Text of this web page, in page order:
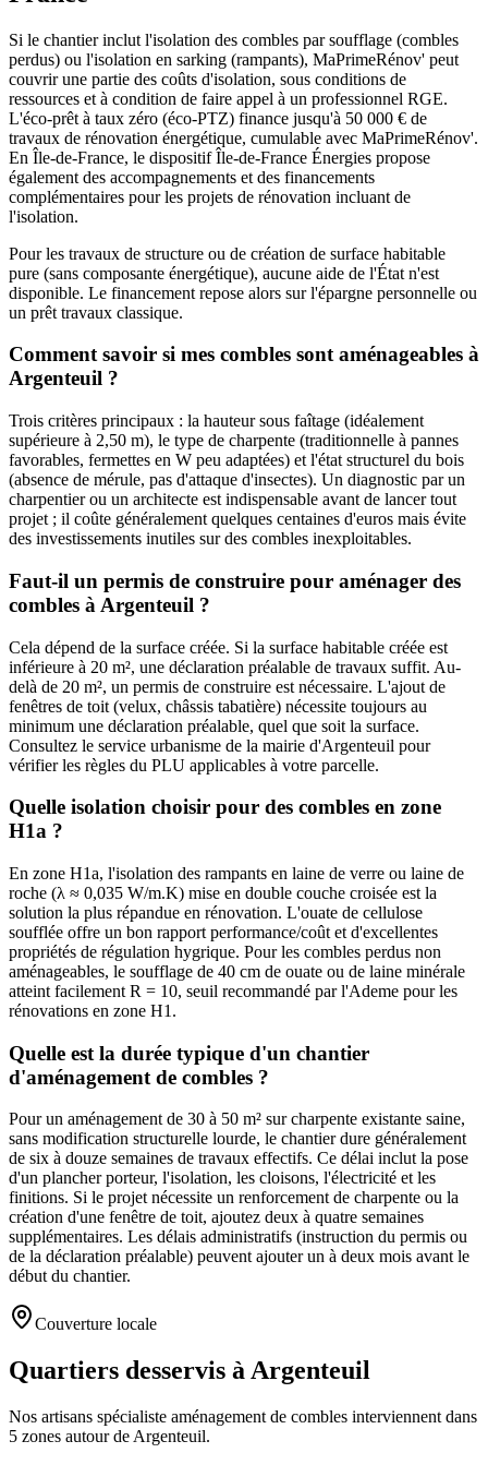
Si le chantier inclut l'isolation des combles par soufflage (combles
perdus) ou l'isolation en sarking (rampants), MaPrimeRénov' peut
couvrir une partie des coûts d'isolation, sous conditions de
ressources et à condition de faire appel à un professionnel RGE.
L'éco-prêt à taux zéro (éco-PTZ) finance jusqu'à 50 000 € de
travaux de rénovation énergétique, cumulable avec MaPrimeRénov'.
En Île-de-France, le dispositif Île-de-France Énergies propose
également des accompagnements et des financements
complémentaires pour les projets de rénovation incluant de
l'isolation.
Pour les travaux de structure ou de création de surface habitable
pure (sans composante énergétique), aucune aide de l'État n'est
disponible. Le financement repose alors sur l'épargne personnelle ou
un prêt travaux classique.
Comment savoir si mes combles sont aménageables à
Argenteuil ?
Trois critères principaux : la hauteur sous faîtage (idéalement
supérieure à 2,50 m), le type de charpente (traditionnelle à pannes
favorables, fermettes en W peu adaptées) et l'état structurel du bois
(absence de mérule, pas d'attaque d'insectes). Un diagnostic par un
charpentier ou un architecte est indispensable avant de lancer tout
projet ; il coûte généralement quelques centaines d'euros mais évite
des investissements inutiles sur des combles inexploitables.
Faut-il un permis de construire pour aménager des
combles à Argenteuil ?
Cela dépend de la surface créée. Si la surface habitable créée est
inférieure à 20 m², une déclaration préalable de travaux suffit. Au-
delà de 20 m², un permis de construire est nécessaire. L'ajout de
fenêtres de toit (velux, châssis tabatière) nécessite toujours au
minimum une déclaration préalable, quel que soit la surface.
Consultez le service urbanisme de la mairie d'Argenteuil pour
vérifier les règles du PLU applicables à votre parcelle.
Quelle isolation choisir pour des combles en zone
H1a ?
En zone H1a, l'isolation des rampants en laine de verre ou laine de
roche (λ ≈ 0,035 W/m.K) mise en double couche croisée est la
solution la plus répandue en rénovation. L'ouate de cellulose
soufflée offre un bon rapport performance/coût et d'excellentes
propriétés de régulation hygrique. Pour les combles perdus non
aménageables, le soufflage de 40 cm de ouate ou de laine minérale
atteint facilement R = 10, seuil recommandé par l'Ademe pour les
rénovations en zone H1.
Quelle est la durée typique d'un chantier
d'aménagement de combles ?
Pour un aménagement de 30 à 50 m² sur charpente existante saine,
sans modification structurelle lourde, le chantier dure généralement
de six à douze semaines de travaux effectifs. Ce délai inclut la pose
d'un plancher porteur, l'isolation, les cloisons, l'électricité et les
finitions. Si le projet nécessite un renforcement de charpente ou la
création d'une fenêtre de toit, ajoutez deux à quatre semaines
supplémentaires. Les délais administratifs (instruction du permis ou
de la déclaration préalable) peuvent ajouter un à deux mois avant le
début du chantier.
Couverture locale
Quartiers desservis à Argenteuil
Nos artisans spécialiste aménagement de combles interviennent dans
5 zones autour de Argenteuil.